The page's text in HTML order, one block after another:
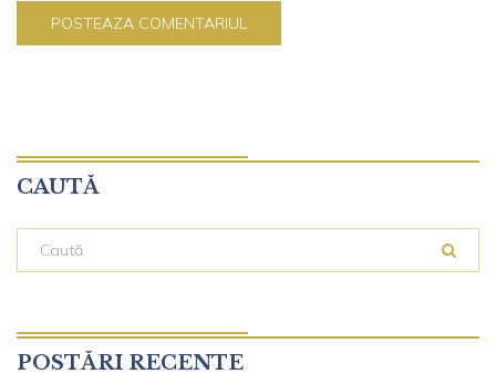
CAUTĂ
POSTĂRI RECENTE